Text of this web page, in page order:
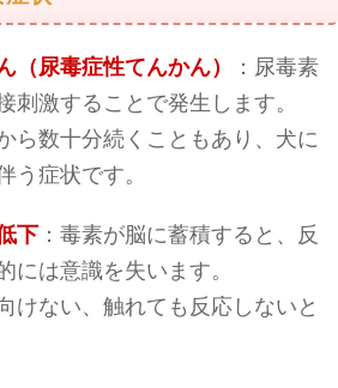
（尿毒症性てんかん）
：尿毒素
刺激することで発生します。
ら数十分続くこともあり、犬に
う症状です。
下 ：毒素が脳に蓄積すると、反
には意識を失います。
けない、触れても反応しないと